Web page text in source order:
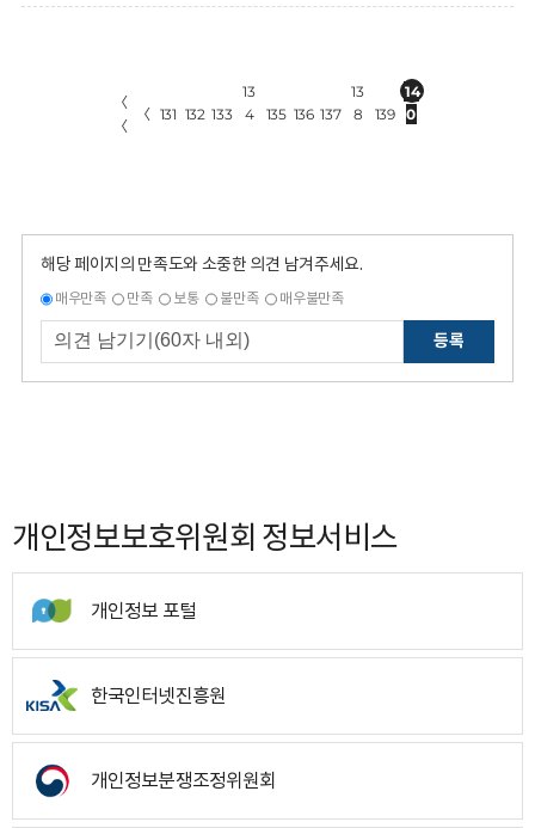
〈
〈
〈 131 132 133
13
4
135 136 137
13
8
139
14
0
해당 페이지의 만족도와 소중한 의견 남겨주세요.
매우만족 만족 보통 불만족 매우불만족
등록
개인정보보호위원회 정보서비스
개인정보 포털
한국인터넷진흥원
개인정보분쟁조정위원회